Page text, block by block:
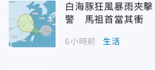
白海豚狂風暴雨夾
警 馬祖首當其衝
6小時前 生活